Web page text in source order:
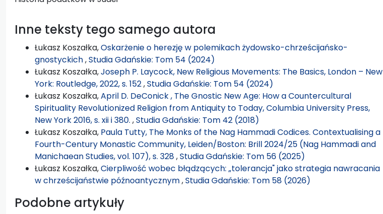
Inne teksty tego samego autora
Łukasz Koszałka,Oskarżenie o herezję w polemikach żydowsko-chrześcijańsko-
gnostyckich,Studia Gdańskie: Tom 54 (2024)
Łukasz Koszałka,Joseph P. Laycock, New Religious Movements: The Basics, London – New
York: Routledge, 2022, s. 152,Studia Gdańskie: Tom 54 (2024)
Łukasz Koszałka,April D. DeConick , The Gnostic New Age: How a Countercultural
Spirituality Revolutionized Religion from Antiquity to Today, Columbia University Press,
New York 2016, s. xii i 380. ,Studia Gdańskie: Tom 42 (2018)
Łukasz Koszałka, Paula Tutty, The Monks of the Nag Hammadi Codices. Contextualising a
Fourth-Century Monastic Community, Leiden/Boston: Brill 2024/25 (Nag Hammadi and
Manichaean Studies, vol. 107), s. 328,Studia Gdańskie: Tom 56 (2025)
Łukasz Koszałka,Cierpliwość wobec błądzących: „tolerancja" jako strategia nawracania
w chrześcijaństwie późnoantycznym,Studia Gdańskie: Tom 58 (2026)
Podobne artykuły